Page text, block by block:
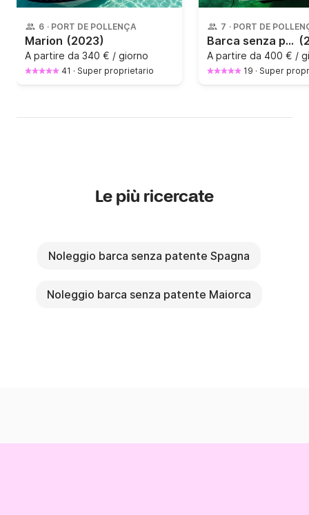
6 · PORT DE POLLENÇA
Marion (2023)
A partire da 340 € / giorno
41 · Super proprietario
7 · PORT DE
Barca senza patente MARION 500 CLASSIC
A partire da 400 € /
19 · Super
Le più ricercate
Noleggio barca senza patente Spagna
Noleggio barca senza patente Maiorca